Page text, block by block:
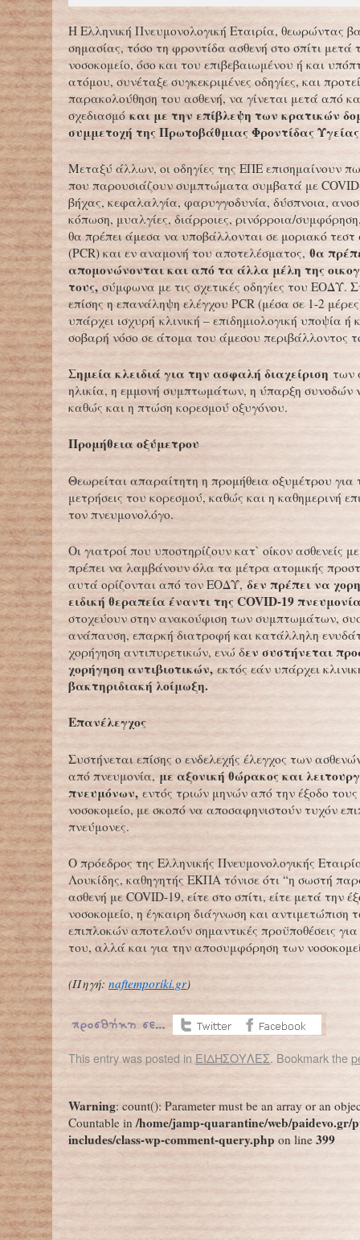
Η Ελληνική Πνευμονολογική Εταιρία, θεωρώντας
σημασίας, τόσο τη φροντίδα ασθενή στο σπίτι μετά
νοσοκομείο, όσο και του επιβεβαιωμένου ή και
ατόμου, συνέταξε συγκεκριμένες οδηγίες, και
παρακολούθηση του ασθενή, να γίνεται μετά από
σχεδιασμό και με την επίβλεψη των κρατικών
συμμετοχή της Πρωτοβάθμιας Φροντίδας
Μεταξύ άλλων, οι οδηγίες της ΕΠΕ επισημαίνουν
που παρουσιάζουν συμπτώματα συμβατά με
βήχας, κεφαλαλγία, φαρυγγοδυνία, δύσπνοια,
κόπωση, μυαλγίες, διάρροιες, ρινόρροια/
θα πρέπει άμεσα να υποβάλλονται σε μοριακό τεστ
(PCR) και εν αναμονή του αποτελέσματος, θα
απομονώνονται και από τα άλλα μέλη της
τους, σύμφωνα με τις σχετικές οδηγίες του ΕΟΔΥ.
επίσης η επανάληψη ελέγχου PCR (μέσα σε 1-2
υπάρχει ισχυρή κλινική – επιδημιολογική υποψία ή
σοβαρή νόσο σε άτομα του άμεσου περιβάλλοντος
Σημεία κλειδιά για την ασφαλή διαχείριση των
ηλικία, η εμμονή συμπτωμάτων, η ύπαρξη συνοδών
καθώς και η πτώση κορεσμού οξυγόνου.
Προμήθεια οξύμετρου
Θεωρείται απαραίτητη η προμήθεια οξυμέτρου για
μετρήσεις του κορεσμού, καθώς και η καθημερινή
τον πνευμονολόγο.
Οι γιατροί που υποστηρίζουν κατ` οίκον ασθενείς
πρέπει να λαμβάνουν όλα τα μέτρα ατομικής
αυτά ορίζονται από τον ΕΟΔΥ, δεν πρέπει να
ειδική θεραπεία έναντι της COVID-19
στοχεύουν στην ανακούφιση των συμπτωμάτων,
ανάπαυση, επαρκή διατροφή και κατάλληλη
χορήγηση αντιπυρετικών, ενώ δεν συστήνεται
χορήγηση αντιβιοτικών, εκτός εάν υπάρχει
βακτηριδιακή λοίμωξη.
Επανέλεγχος
Συστήνεται επίσης ο ενδελεχής έλεγχος των
από πνευμονία, με αξονική θώρακος και
πνευμόνων, εντός τριών μηνών από την έξοδο
νοσοκομείο, με σκοπό να αποσαφηνιστούν τυχόν
πνεύμονες.
Ο πρόεδρος της Ελληνικής Πνευμονολογικής
Λουκίδης, καθηγητής ΕΚΠΑ τόνισε ότι “η σωστή
ασθενή με COVID-19, είτε στο σπίτι, είτε μετά την
νοσοκομείο, η έγκαιρη διάγνωση και αντιμετώπιση
επιπλοκών αποτελούν σημαντικές προϋποθέσεις
του, αλλά και για την αποσυμφόρηση των
(Πηγή: naftemporiki.gr)
This entry was posted in ΕΙΔΗΣΟΥΛΕΣ. Bookmark the
Ερευνητές αποκατέστησαν την όραση σε τυφλά ποντίκια
Warning: count(): Parameter must be an array or an
Countable in/home/jamp-quarantine/web/paidevo.gr/
includes/class-wp-comment-query.php on line 399